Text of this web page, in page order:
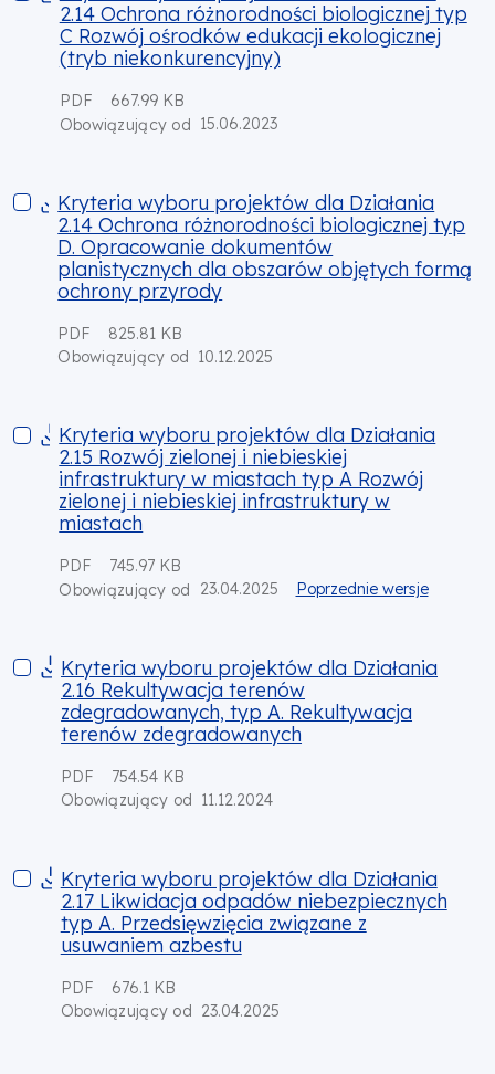
2.14 Ochrona różnorodności biologicznej typ
C Rozwój ośrodków edukacji ekologicznej
(tryb niekonkurencyjny)
PDF
667.99 KB
Obowiązujący od 15.06.2023
Kryteria wyboru projektów dla Działania 2.14 Ochrona
Kryteria wyboru projektów dla Działania
2.14 Ochrona różnorodności biologicznej typ
D. Opracowanie dokumentów
planistycznych dla obszarów objętych formą
ochrony przyrody
PDF
825.81 KB
Obowiązujący od 10.12.2025
Kryteria wyboru projektów dla Działania 2.15 Rozwój
Kryteria wyboru projektów dla Działania
2.15 Rozwój zielonej i niebieskiej
infrastruktury w miastach typ A Rozwój
zielonej i niebieskiej infrastruktury w
miastach
PDF
745.97 KB
Obowiązujący od
23.04.2025 Poprzednie wersje
Kryteria wyboru projektów dla Działania 2.16 Rekultywacja
Kryteria wyboru projektów dla Działania
2.16 Rekultywacja terenów
zdegradowanych, typ A. Rekultywacja
terenów zdegradowanych
PDF
754.54 KB
Obowiązujący od
11.12.2024
Kryteria wyboru projektów dla Działania 2.17 Likwidacja
Kryteria wyboru projektów dla Działania
2.17 Likwidacja odpadów niebezpiecznych
typ A. Przedsięwzięcia związane z
usuwaniem azbestu
PDF
676.1 KB
Obowiązujący od 23.04.2025